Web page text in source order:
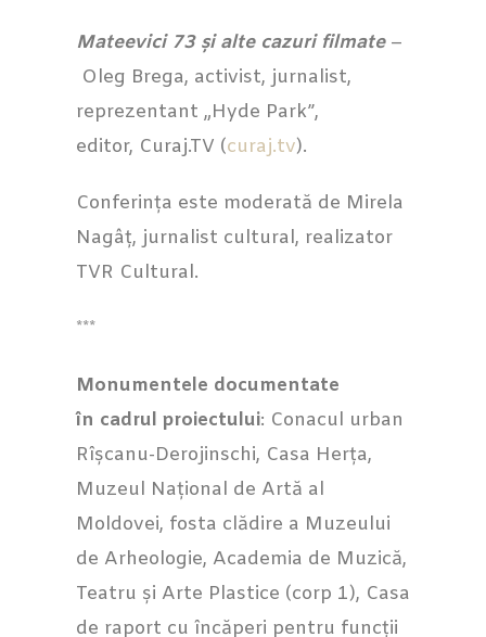
Mateevici 73 și alte cazuri filmate–
Oleg Brega, activist, jurnalist,
reprezentant „Hyde Park”,
editor, Curaj.TV (curaj.tv).
Conferința este moderată de Mirela
Nagâț, jurnalist cultural, realizator
TVR Cultural.
***
Monumentele documentate
în cadrul proiectului: Conacul urban
Rîșcanu-Derojinschi, Casa Herța,
Muzeul Național de Artă al
Moldovei, fosta clădire a Muzeului
de Arheologie, Academia de Muzică,
Teatru și Arte Plastice (corp 1), Casa
de raport cu încăperi pentru funcții